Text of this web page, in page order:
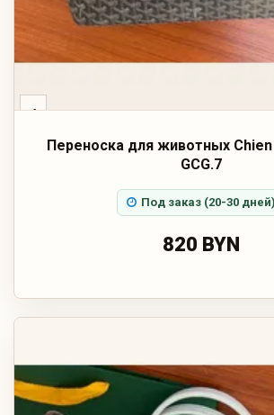
‹
Переноска для животных Chien
GCG.7
Под заказ (20-30 дней)
820 BYN